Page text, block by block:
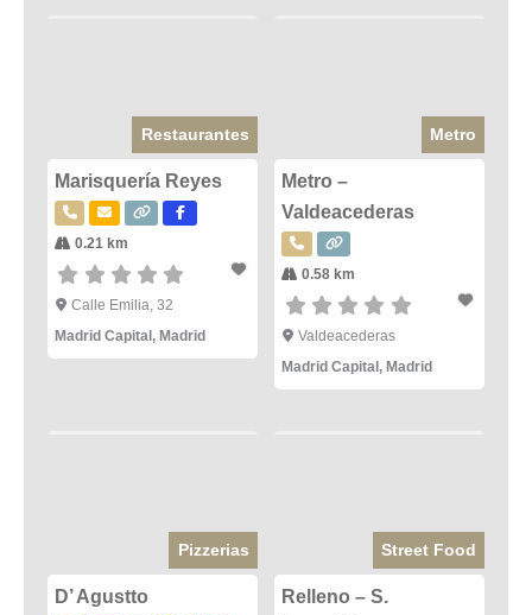
Restaurantes
Marisquería Reyes
0.21 km
Calle Emilia, 32
Madrid Capital , Madrid
Metro
Metro –
Valdeacederas
0.58 km
Valdeacederas
Madrid Capital , Madrid
Pizzerias
D’ Agustto
Street Food
Relleno – S.